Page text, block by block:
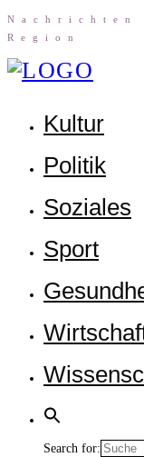
Nach­rich­ten
Region
Kul­tur
Poli­tik
Sozia­les
Sport
Search for: